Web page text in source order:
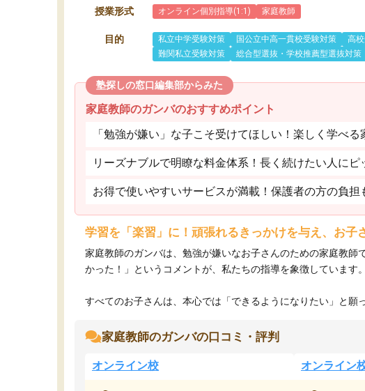
授業形式 オンライン個別指導(1:1) 家庭教師
目的 私立中学受験対策 国公立中高一貫校受験対策 高
難関私立受験対策
総合型選抜・学校推薦型選抜対策
塾探しの窓口編集部からみた
家庭教師のガンバのおすすめポイント
「勉強が嫌い」な子こそ受けてほしい！楽しく学べる
リーズナブルで明瞭な料金体系！長く続けたい人にピ
お得で使いやすいサービスが満載！保護者の方の負担
学習を「楽習」に！頑張れるきっかけを与え、お子
家庭教師のガンバは、勉強が嫌いなお子さんのための家庭教
かった！」というコメントが、私たちの指導を象徴しています。
すべてのお子さんは、本心では「できるようになりたい」と願
家庭教師のガンバの口コミ・評判
オンライン校 オンライン